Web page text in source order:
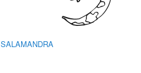
SALAMANDRA